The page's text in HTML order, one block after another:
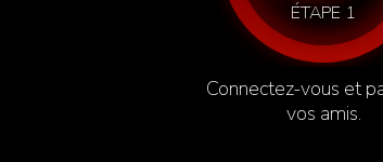
ÉTAPE 1
Connectez-vous et
vos amis.